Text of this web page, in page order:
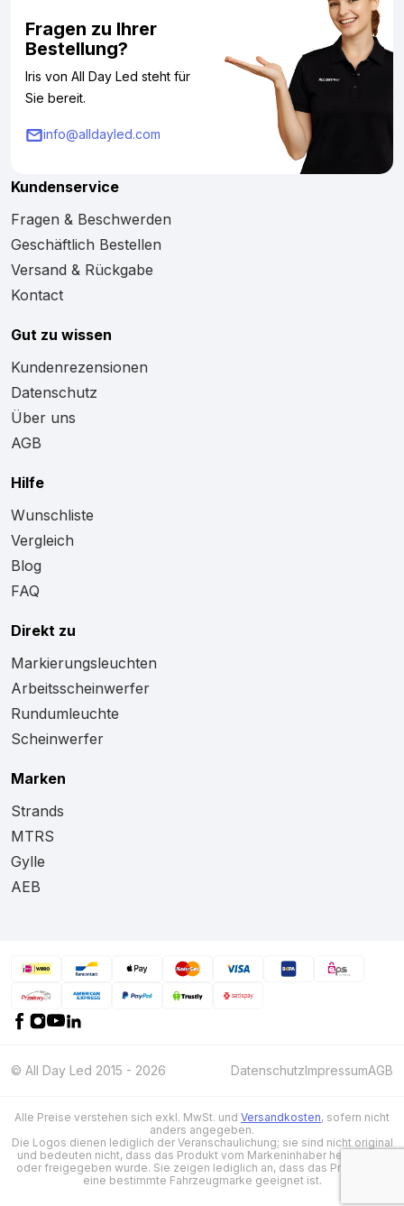
Fragen zu Ihrer
Bestellung?
Iris von All Day Led steht für
Sie bereit.
info@alldayled.com
Kundenservice
Fragen & Beschwerden
Geschäftlich Bestellen
Versand & Rückgabe
Kontact
Gut zu wissen
Kundenrezensionen
Datenschutz
Über uns
AGB
Hilfe
Wunschliste
Vergleich
Blog
FAQ
Direkt zu
Markierungsleuchten
Arbeitsscheinwerfer
Rundumleuchte
Scheinwerfer
Marken
Strands
MTRS
Gylle
AEB
© All Day Led 2015 - 2026 DatenschutzImpressumAGB
Alle Preise verstehen sich exkl. MwSt. und Versandkosten, sofern nicht
anders angegeben.
Die Logos dienen lediglich der Veranschaulichung; sie sind nicht original
und bedeuten nicht, dass das Produkt vom Markeninhaber hergestellt
oder freigegeben wurde. Sie zeigen lediglich an, dass das Produkt für
eine bestimmte Fahrzeugmarke geeignet ist.